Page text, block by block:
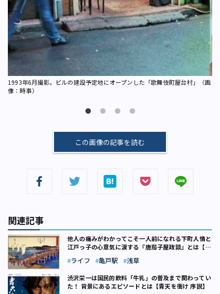
1993年6月撮影。ビルの建設予定地にオープンした「歌舞伎町屋台村」（画
像：時事）
この画像の記事を読む
関連記事
他人の痛みがわかってこそ一人前になれる――下町人情と
江戸っ子の心意気に涙する『唐茄子屋政談』とは【連
ライフ 亀戸駅 浅草
渋沢栄一は国民的飲料「牛乳」の普及まで関わってい
た！ 背景にあるエピソードとは【青天を衝け 序説】